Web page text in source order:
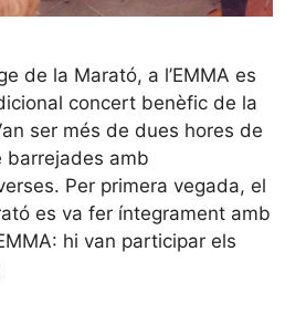
de la Marató, a l’EMMA es
concert benèfic de la
ser més de dues hores de
barrejades amb
Per primera vegada, el
es va fer íntegrament amb
hi van participar els